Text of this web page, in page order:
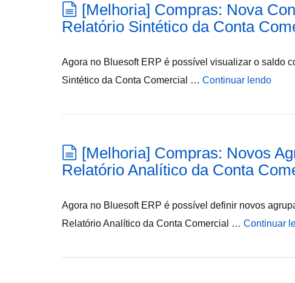
[Melhoria] Compras: Nova
Relatório Sintético da Conta
Agora no Bluesoft ERP é possível visualizar o saldo
Sintético da Conta Comercial … Continuar lendo
[Melhoria] Compras: Novos
Relatório Analítico da Conta
Agora no Bluesoft ERP é possível definir novos
Relatório Analítico da Conta Comercial … Continuar